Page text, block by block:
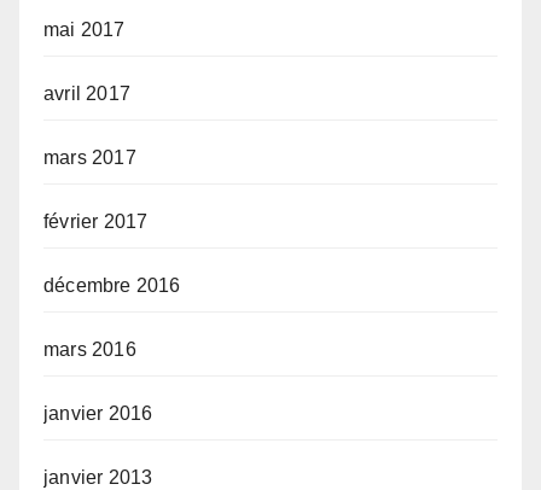
mai 2017
avril 2017
mars 2017
février 2017
décembre 2016
mars 2016
janvier 2016
janvier 2013